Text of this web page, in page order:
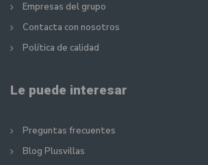
Empresas del grupo
Contacta con nosotros
Política de calidad
Le puede interesar
Preguntas frecuentes
Blog Plusvillas